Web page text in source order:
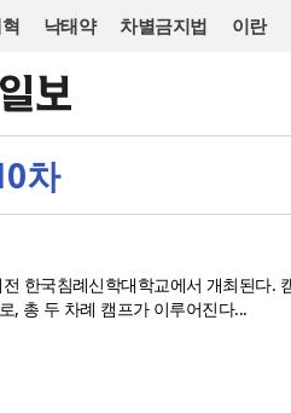
낙태약 차별금지법 이란
차
한국침례신학대학교에서 개최된다.
, 총 두 차례 캠프가 이루어진다...